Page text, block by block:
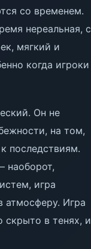
со временем.
нереальная, с
мягкий и
когда игроки
Он не
на том,
последствиям.
наоборот,
игра
атмосферу. Игра
скрыто в тенях, и